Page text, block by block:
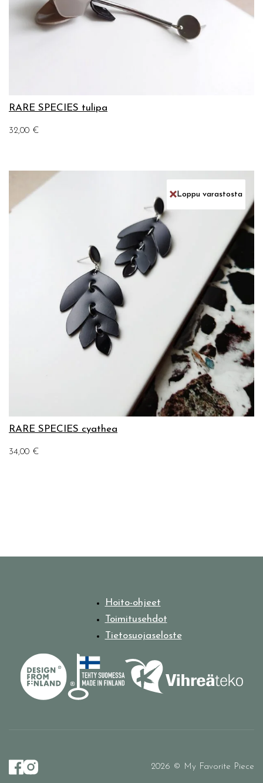
RARE SPECIES tulipa
32,00 €
RARE SPECIES cyathea
34,00 €
Loppu varastosta
Hoito-ohjeet
Toimitusehdot
Tietosuojaseloste
2026 © My Favorite Piece